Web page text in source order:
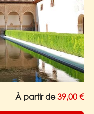
À partir de39,00 €